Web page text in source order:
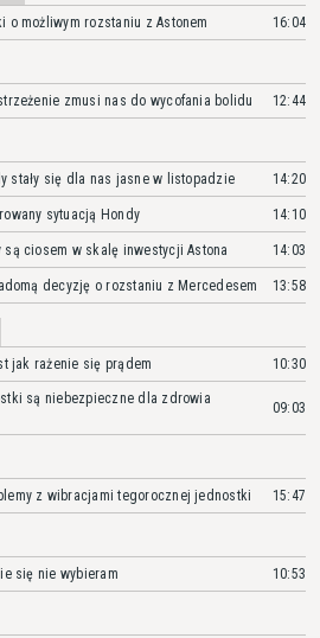
o możliwym rozstaniu z Astonem 16:04
zmusi nas do wycofania bolidu 12:44
stały się dla nas jasne w listopadzie 14:20
sytuacją Hondy 14:10
są ciosem w skalę inwestycji Astona 14:03
decyzję o rozstaniu z Mercedesem 13:58
jak rażenie się prądem 10:30
są niebezpieczne dla zdrowia
09:03
z wibracjami tegorocznej jednostki 15:47
się nie wybieram 10:53